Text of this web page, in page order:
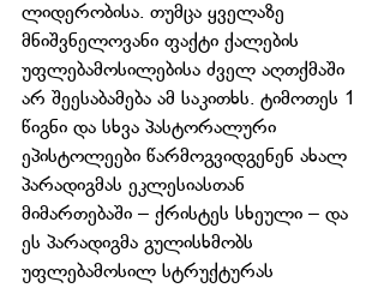
ლიდერობისა. თუმცა ყველაზე
მნიშვნელოვანი ფაქტი ქალების
უფლებამოსილებისა ძველ აღთქმაში
არ შეესაბამება ამ საკითხს. ტიმოთეს 1
წიგნი და სხვა პასტორალური
ეპისტოლეები წარმოგვიდგენენ ახალ
პარადიგმას ეკლესიასთან
მიმართებაში – ქრისტეს სხეული – და
ეს პარადიგმა გულისხმობს
უფლებამოსილ სტრუქტურას